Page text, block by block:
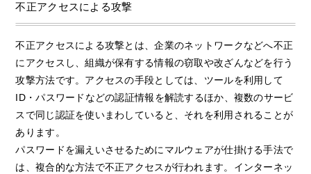
不正アクセスによる攻撃
不正アクセスによる攻撃とは、企業のネットワークなどへ不正
にアクセスし、組織が保有する情報の窃取や改ざんなどを行う
攻撃方法です。アクセスの手段としては、ツールを利用して
ID・パスワードなどの認証情報を解読するほか、複数のサービ
スで同じ認証を使いまわしていると、それを利用されることが
あります。
パスワードを漏えいさせるためにマルウェアが仕掛ける手法で
は、複合的な方法で不正アクセスが行われます。インターネッ